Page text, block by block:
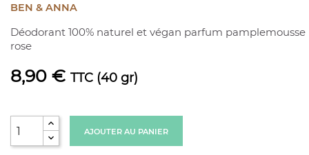
BEN & ANNA
Déodorant 100% naturel et végan parfum pamplemousse
rose
8,90 € TTC (40 gr)
AJOUTER AU PANIER